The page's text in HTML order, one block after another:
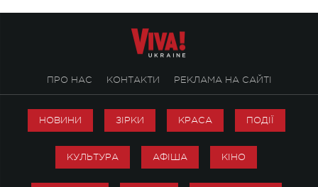
ПРО НАС КОНТАКТИ РЕКЛАМА НА САЙТІ
НОВИНИ ЗІРКИ КРАСА ПОДІЇ
КУЛЬТУРА АФІША КІНО